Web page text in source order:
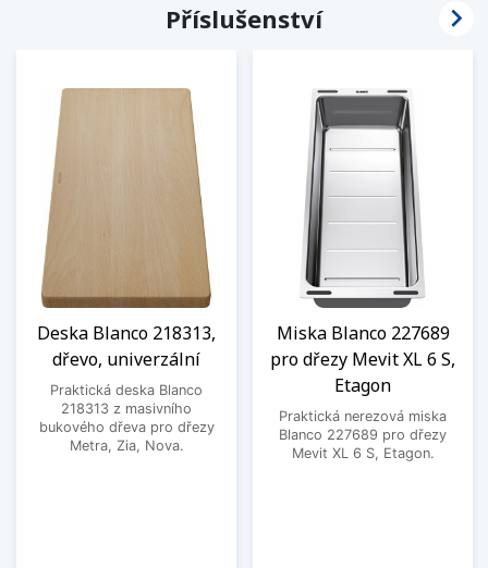
Příslušenství
Deska Blanco 218313,
dřevo, univerzální
Praktická deska Blanco
218313 z masivního
bukového dřeva pro dřezy
Metra, Zia, Nova.
Miska Blanco 227689
pro dřezy Mevit XL 6 S,
Etagon
Praktická nerezová miska
Blanco 227689 pro dřezy
Mevit XL 6 S, Etagon.
